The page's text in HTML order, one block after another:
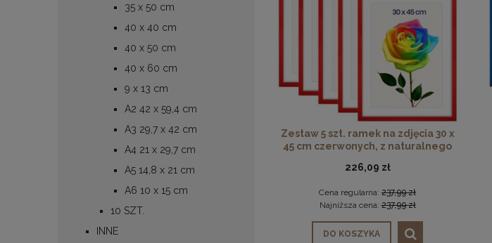
35 x 50 cm
40 x 40 cm
40 x 50 cm
40 x 60 cm
9 x 13 cm
A2 42 x 59,4 cm
A3 29,7 x 42 cm
A4 21 x 29,7 cm
A5 14,8 x 21 cm
A6 10 x 15 cm
10 SZT.
INNE
Zestaw 5 szt. ramek na zdjęcia 30 x
45 cm czerwonych, z naturalnego
226,09 zł
Cena regularna: 237,99 zł
Najniższa cena:237,99 zł
DO KOSZYKA